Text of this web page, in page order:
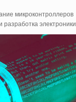
микроконтроллеров
разработка электроники